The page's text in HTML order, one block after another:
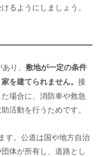
るようにしましょう。
り、 敷地が一定の条件
を建てられません。 接
場合に、消防車や救急
活動を行うためです。
す。公道は国や地方自治
体が所有し、道路とし